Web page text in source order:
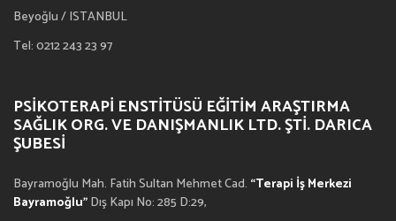
Beyoğlu / ISTANBUL
Tel: 0212 243 23 97
PSIKOTERAPI ENSTITÜSÜ EĞITIM ARAŞTIRMA
SAĞLIK ORG. VE DANIŞMANLIK LTD. ŞTI. DARICA
ŞUBESI
Bayramoğlu Mah. Fatih Sultan Mehmet Cad. “Terapi İş Merkezi
Bayramoğlu”Dış Kapı No: 285 D:29,